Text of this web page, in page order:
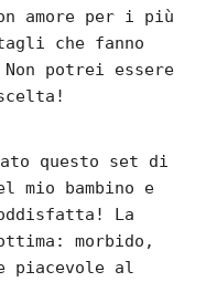
amore per i più
che fanno
potrei essere
questo set di
mio bambino e
La
morbido,
piacevole al